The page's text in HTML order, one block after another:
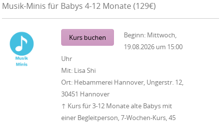
Musik-Minis für Babys 4-12 Monate (129€)
Kurs buchen Beginn: Mittwoch,
19.08.2026 um 15:00
Uhr
Mit: Lisa Shi
Ort: Hebammerei Hannover, Ungerstr. 12,
30451 Hannover
↑ Kurs für 3-12 Monate alte Babys mit
einer Begleitperson, 7-Wochen-Kurs, 45